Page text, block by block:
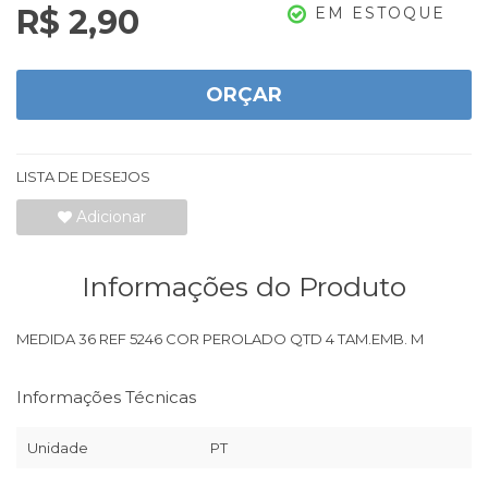
R$ 2,90 EM ESTOQUE
ORÇAR
LISTA DE DESEJOS
Adicionar
Informações do Produto
MEDIDA 36 REF 5246 COR PEROLADO QTD 4 TAM.EMB. M
Informações Técnicas
Unidade PT